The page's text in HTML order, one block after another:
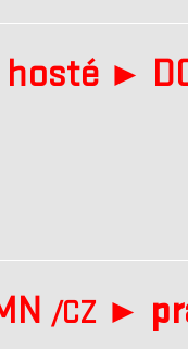
hosté ►
/CZ ►